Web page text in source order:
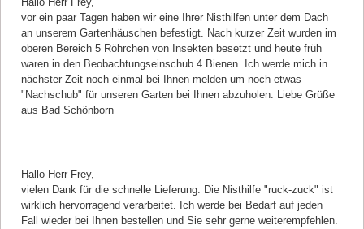
vor ein paar Tagen haben wir eine Ihrer Nisthilfen unter dem Dach
an unserem Gartenhäuschen befestigt. Nach kurzer Zeit wurden im
oberen Bereich 5 Röhrchen von Insekten besetzt und heute früh
waren in den Beobachtungseinschub 4 Bienen. Ich werde mich in
nächster Zeit noch einmal bei Ihnen melden um noch etwas
"Nachschub" für unseren Garten bei Ihnen abzuholen. Liebe Grüße
aus Bad Schönborn
Hallo Herr Frey,
vielen Dank für die schnelle Lieferung. Die Nisthilfe "ruck-zuck" ist
wirklich hervorragend verarbeitet. Ich werde bei Bedarf auf jeden
Fall wieder bei Ihnen bestellen und Sie sehr gerne weiterempfehlen.